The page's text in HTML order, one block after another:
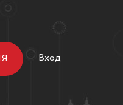
Вход